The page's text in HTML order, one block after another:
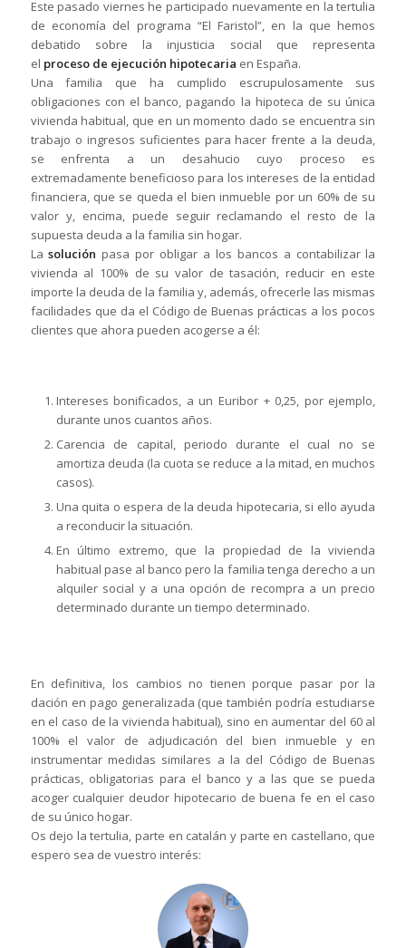
Este pasado viernes he participado nuevamente en la tertulia
de economía del programa “El Faristol”, en la que hemos
debatido sobre la injusticia social que representa
el proceso de ejecución hipotecaria en España.
Una familia que ha cumplido escrupulosamente sus
obligaciones con el banco, pagando la hipoteca de su única
vivienda habitual, que en un momento dado se encuentra sin
trabajo o ingresos suficientes para hacer frente a la deuda,
se enfrenta a un desahucio cuyo proceso es
extremadamente beneficioso para los intereses de la entidad
financiera, que se queda el bien inmueble por un 60% de su
valor y, encima, puede seguir reclamando el resto de la
supuesta deuda a la familia sin hogar.
Lasolución pasa por obligar a los bancos a contabilizar la
vivienda al 100% de su valor de tasación, reducir en este
importe la deuda de la familia y, además, ofrecerle las mismas
facilidades que da el Código de Buenas prácticas a los pocos
clientes que ahora pueden acogerse a él:
Intereses bonificados, a un Euribor + 0,25, por ejemplo,
durante unos cuantos años.
Carencia de capital, periodo durante el cual no se
amortiza deuda (la cuota se reduce a la mitad, en muchos
casos).
Una quita o espera de la deuda hipotecaria, si ello ayuda
a reconducir la situación.
En último extremo, que la propiedad de la vivienda
habitual pase al banco pero la familia tenga derecho a un
alquiler social y a una opción de recompra a un precio
determinado durante un tiempo determinado.
En definitiva, los cambios no tienen porque pasar por la
dación en pago generalizada (que también podría estudiarse
en el caso de la vivienda habitual), sino en aumentar del 60 al
100% el valor de adjudicación del bien inmueble y en
instrumentar medidas similares a la del Código de Buenas
prácticas, obligatorias para el banco y a las que se pueda
acoger cualquier deudor hipotecario de buena fe en el caso
de su único hogar.
Os dejo la tertulia, parte en catalán y parte en castellano, que
espero sea de vuestro interés: